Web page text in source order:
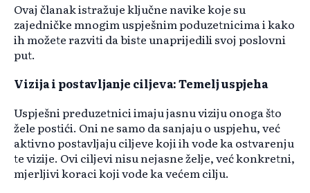
Ovaj članak istražuje ključne navike koje su
zajedničke mnogim uspješnim poduzetnicima i kako
ih možete razviti da biste unaprijedili svoj poslovni
put.
Vizija i postavljanje ciljeva: Temelj uspjeha
Uspješni preduzetnici imaju jasnu viziju onoga što
žele postići. Oni ne samo da sanjaju o uspjehu, već
aktivno postavljaju ciljeve koji ih vode ka ostvarenju
te vizije. Ovi ciljevi nisu nejasne želje, već konkretni,
mjerljivi koraci koji vode ka većem cilju.